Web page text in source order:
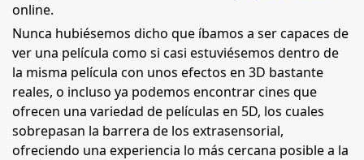
online.
Nunca hubiésemos dicho que íbamos a ser capaces de
ver una película como si casi estuviésemos dentro de
la misma película con unos efectos en 3D bastante
reales, o incluso ya podemos encontrar cines que
ofrecen una variedad de películas en 5D, los cuales
sobrepasan la barrera de los extrasensorial,
ofreciendo una experiencia lo más cercana posible a la